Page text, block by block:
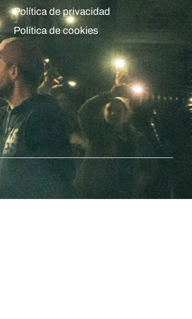
Política de privacidad
Política de cookies